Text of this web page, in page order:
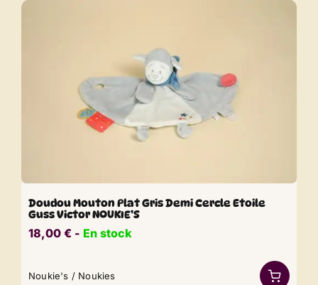
Doudou Mouton Plat Gris Demi Cercle Etoile
Guss Victor NOUKIE’S
18,00 € ​​ - En stock
Noukie's / Noukies